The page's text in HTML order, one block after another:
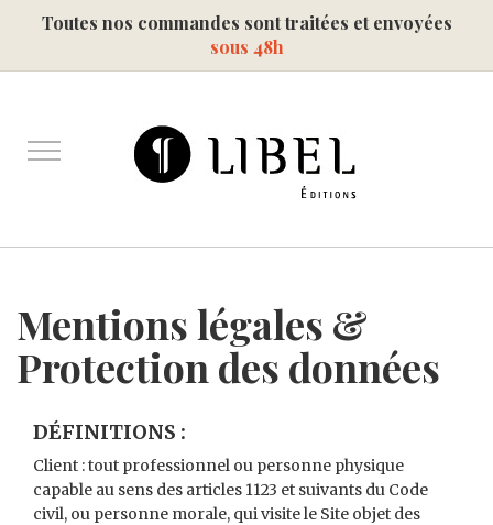
Toutes nos commandes sont traitées et envoyées
sous 48h
Mentions légales &
Protection des données
DÉFINITIONS :
Client : tout professionnel ou personne physique
capable au sens des articles 1123 et suivants du Code
civil, ou personne morale, qui visite le Site objet des